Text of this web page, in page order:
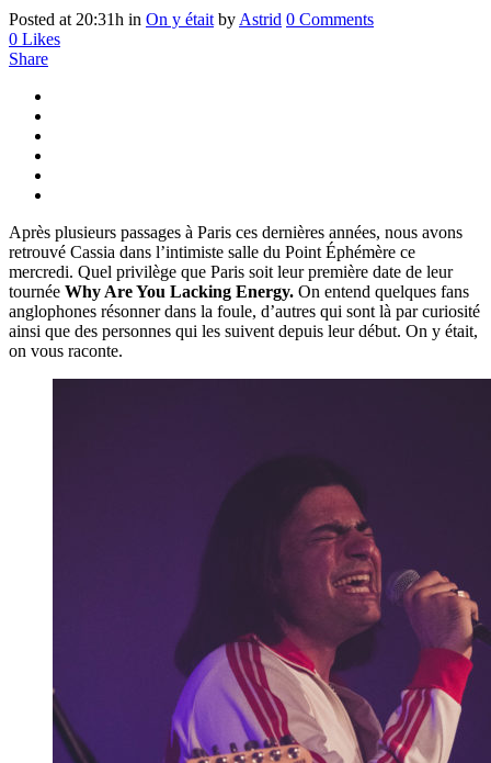
Posted at 20:31h in On y était by Astrid 0 Comments
0 Likes
Share
Après plusieurs passages à Paris ces dernières années, nous avons
retrouvé Cassia dans l’intimiste salle du Point Éphémère ce
mercredi. Quel privilège que Paris soit leur première date de leur
tournée Why Are You Lacking Energy. On entend quelques fans
anglophones résonner dans la foule, d’autres qui sont là par curiosité
ainsi que des personnes qui les suivent depuis leur début. On y était,
on vous raconte.